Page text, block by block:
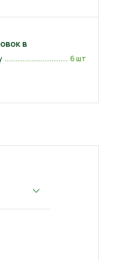
в
6 шт